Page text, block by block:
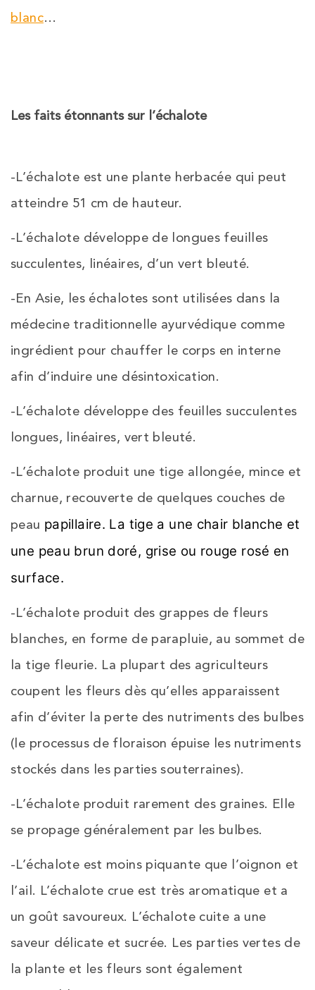
blanc…
Les faits étonnants sur l’échalote
-L’échalote est une plante herbacée qui peut
atteindre 51 cm de hauteur.
-L’échalote développe de longues feuilles
succulentes, linéaires, d’un vert bleuté.
-En Asie, les échalotes sont utilisées dans la
médecine traditionnelle ayurvédique comme
ingrédient pour chauffer le corps en interne
afin d’induire une désintoxication.
-L’échalote développe des feuilles succulentes
longues, linéaires, vert bleuté.
-L’échalote produit une tige allongée, mince et
charnue, recouverte de quelques couches de
peau papillaire. La tige a une chair blanche et
une peau brun doré, grise ou rouge rosé en
surface.
-L’échalote produit des grappes de fleurs
blanches, en forme de parapluie, au sommet de
la tige fleurie. La plupart des agriculteurs
coupent les fleurs dès qu’elles apparaissent
afin d’éviter la perte des nutriments des bulbes
(le processus de floraison épuise les nutriments
stockés dans les parties souterraines).
-L’échalote produit rarement des graines. Elle
se propage généralement par les bulbes.
-L’échalote est moins piquante que l’oignon et
l’ail. L’échalote crue est très aromatique et a
un goût savoureux. L’échalote cuite a une
saveur délicate et sucrée. Les parties vertes de
la plante et les fleurs sont également